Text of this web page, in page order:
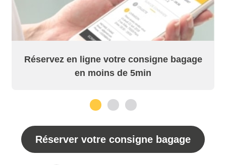
Réservez en ligne votre consigne bagage
en moins de 5min
Réserver votre consigne bagage